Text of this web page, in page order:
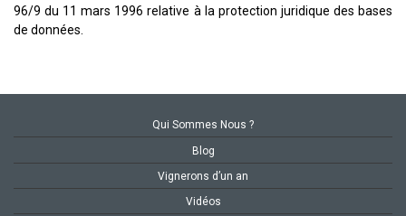
96/9 du 11 mars 1996 relative à la protection juridique des bases
de données.
Qui Sommes Nous ?
Blog
Vignerons d’un an
Vidéos